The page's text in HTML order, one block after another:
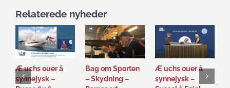
Relaterede nyheder
Æ uchs ouer å
synnejysk –
Bag om Sporten
– Skydning –
Æ uchs ouer å
synnejysk –